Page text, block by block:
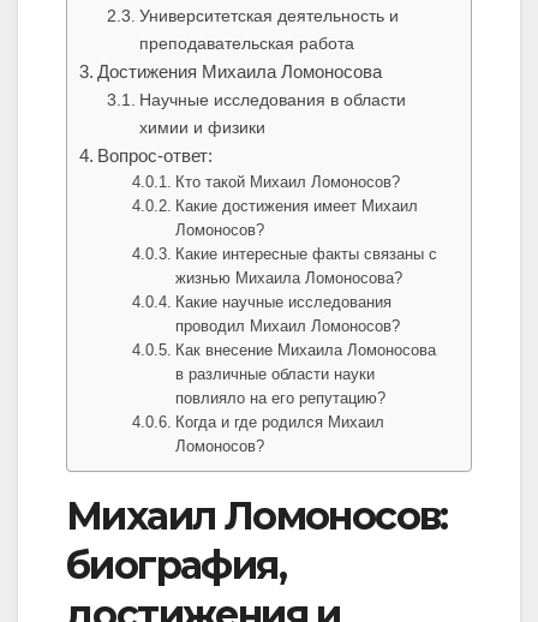
Университетская деятельность и
преподавательская работа
Достижения Михаила Ломоносова
Научные исследования в области
химии и физики
Вопрос-ответ:
Кто такой Михаил Ломоносов?
Какие достижения имеет Михаил
Ломоносов?
Какие интересные факты связаны с
жизнью Михаила Ломоносова?
Какие научные исследования
проводил Михаил Ломоносов?
Как внесение Михаила Ломоносова
в различные области науки
повлияло на его репутацию?
Когда и где родился Михаил
Ломоносов?
Михаил Ломоносов:
биография,